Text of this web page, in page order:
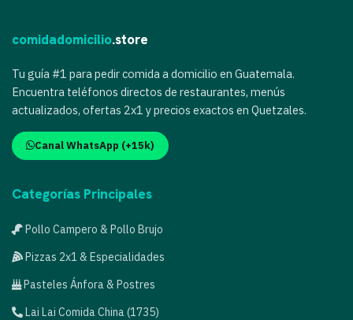
comidadomicilio.store
Tu guía #1 para pedir comida a domicilio en Guatemala.
Encuentra teléfonos directos de restaurantes, menús
actualizados, ofertas 2x1 y precios exactos en Quetzales.
Canal WhatsApp (+15k)
Categorías Principales
Pollo Campero & Pollo Brujo
Pizzas 2x1 & Especialidades
Pasteles Ánfora & Postres
Lai Lai Comida China (1735)